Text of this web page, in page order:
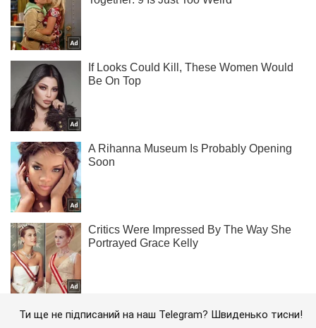
Ти ще не підписаний на наш Telegram? Швиденько тисни!